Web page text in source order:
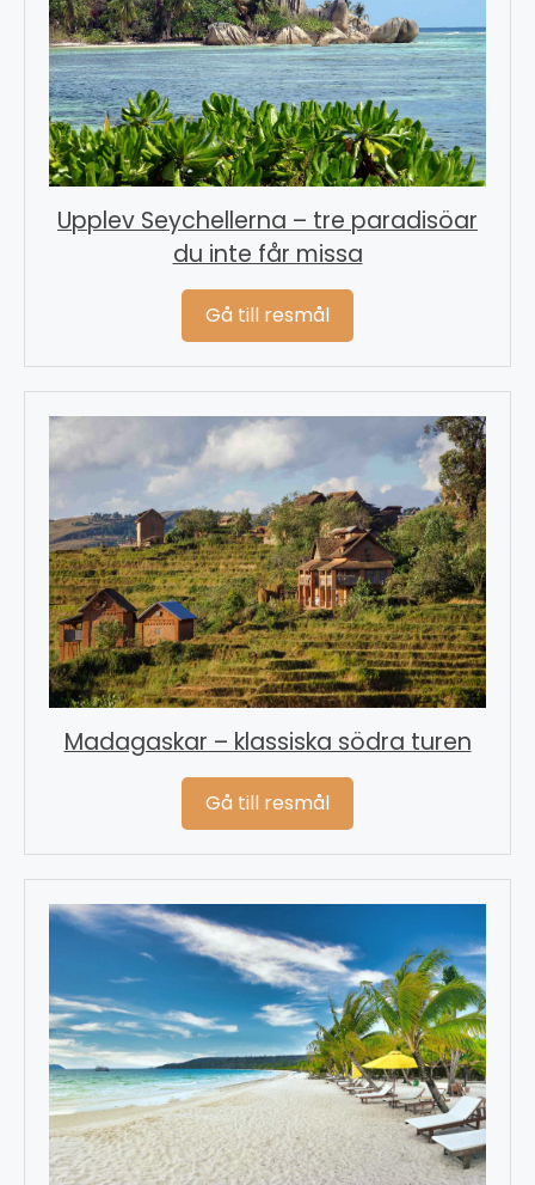
Upplev Seychellerna – tre paradisöar
du inte får missa
Gå till resmål
Madagaskar – klassiska södra turen
Gå till resmål